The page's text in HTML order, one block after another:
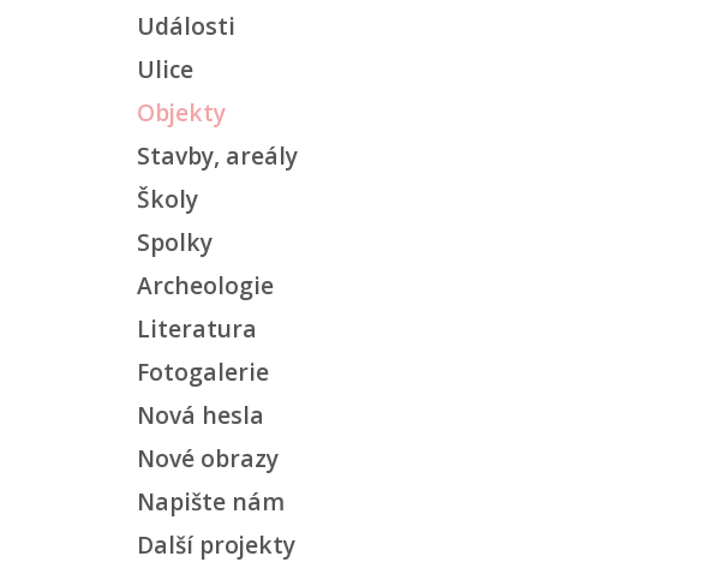
Události
Ulice
Objekty
Stavby, areály
Školy
Spolky
Archeologie
Literatura
Fotogalerie
Nová hesla
Nové obrazy
Napište nám
Další projekty